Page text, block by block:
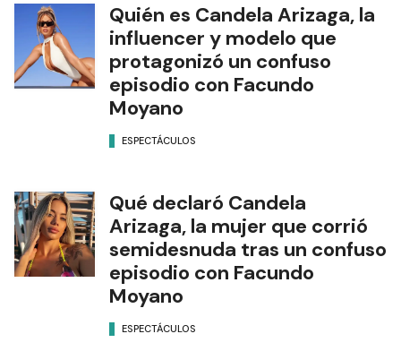
Quién es Candela Arizaga, la
influencer y modelo que
protagonizó un confuso
episodio con Facundo
Moyano
ESPECTÁCULOS
Qué declaró Candela
Arizaga, la mujer que corrió
semidesnuda tras un confuso
episodio con Facundo
Moyano
ESPECTÁCULOS